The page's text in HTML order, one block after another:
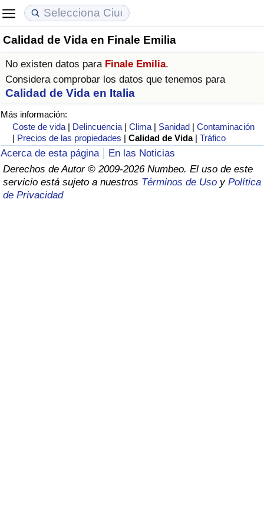
Calidad de Vida en Finale Emilia
No existen datos para Finale Emilia.
Considera comprobar los datos que tenemos para
Calidad de Vida en Italia
Más información:
Coste de vida | Delincuencia |Clima | Sanidad |Contaminación
| Precios de las propiedades |Calidad de Vida |Tráfico
Acerca de esta página
En las Noticias
Derechos de Autor © 2009-2026 Numbeo. El uso de este
servicio está sujeto a nuestros Términos de Uso y Política
de Privacidad
Coste de vida
Índice de Costo de Vida (Actual)
Índice de Costo de Vida
Índice de costo de vida por país
en aqaba
Precios de las propiedades
Índice de Precios de Inmuebles (Actual)
Índice de Precios de Inmuebles
Índice de Precios de Inmuebles por País
Calidad de Vida
Índice de Calidad de Vida
Índice de Calidad de Vida (Actual)
Índice de calidad de vida por país
Delincuencia
Calificación del Índice de Criminalidad